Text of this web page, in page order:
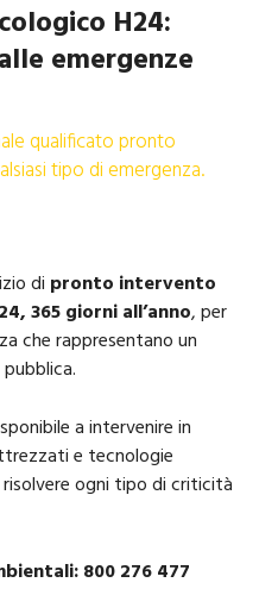
H24:
emergenze
qualificato pronto
tipo di emergenza.
di pronto intervento
365 giorni all’anno, per
che rappresentano un
a intervenire in
e tecnologie
risolvere ogni tipo di criticità
800 276 477